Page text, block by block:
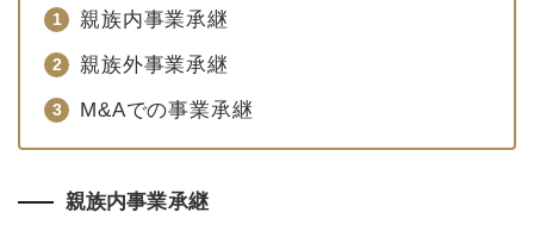
親族内事業承継
親族外事業承継
M&Aでの事業承継
親族内事業承継